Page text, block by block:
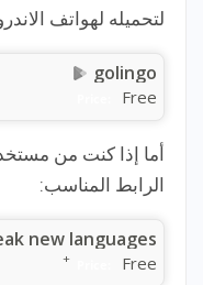
لتحميله لهواتف
golingo
Free
الرابط المناسب:
new languages
Free
+